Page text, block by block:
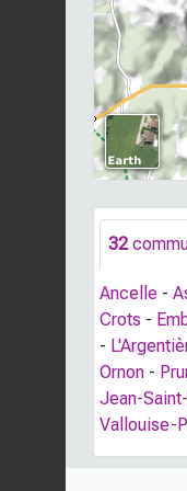
32
Ancelle -
Crots -
-
Ornon -
Jean-
Vallouise-